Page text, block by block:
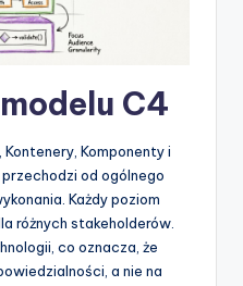
C4
Komponenty i
od ogólnego
Każdy poziom
różnych stakeholderów.
co oznacza, że
a nie na